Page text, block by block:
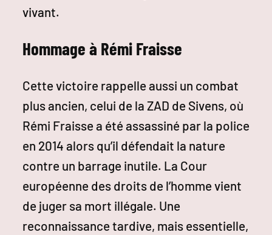
vivant.
Hommage à Rémi Fraisse
Cette victoire rappelle aussi un combat
plus ancien, celui de la ZAD de Sivens, où
Rémi Fraisse a été assassiné par la police
en 2014 alors qu’il défendait la nature
contre un barrage inutile. La Cour
européenne des droits de l’homme vient
de juger sa mort illégale. Une
reconnaissance tardive, mais essentielle,